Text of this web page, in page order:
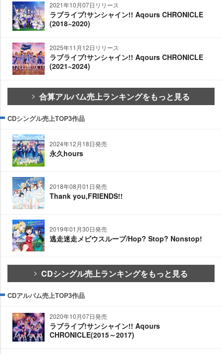
2021年10月07日リリース
ラブライブ!サンシャイン!! Aqours CHRONICLE
(2018~2020)
2025年11月12日リリース
ラブライブ!サンシャイン!! Aqours CHRONICLE
(2021~2024)
合算アルバム売上ランキングをもっと見る
CDシングル売上TOP3作品
2024年12月18日発売
永久hours
2018年08月01日発売
Thank you,FRIENDS!!
2019年01月30日発売
逃走迷走メビウスループ/Hop? Stop? Nonstop!
CDシングル売上ランキングをもっと見る
CDアルバム売上TOP3作品
2020年10月07日発売
ラブライブ!サンシャイン!! Aqours
CHRONICLE(2015～2017)